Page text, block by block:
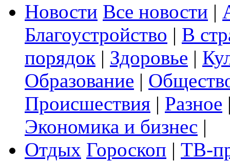
Новости Все новости |
Благоустройство | В
порядок | Здоровье |
Образование |
Происшествия | Разное
Экономика и бизнес |
Отдых Гороскоп | ТВ-